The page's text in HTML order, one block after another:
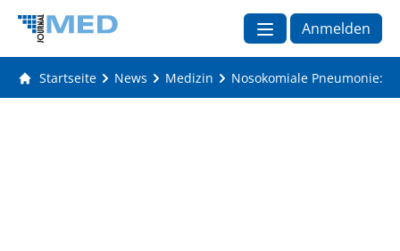
Anmelden
Startseite News Medizin Nosokomiale Pneumonie: